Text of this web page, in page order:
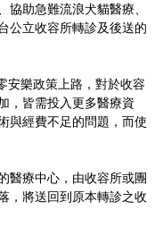
助急難流浪犬貓醫療、
公立收容所轉診及後送的
安樂政策上路，對於收容
，皆需投入更多醫療資
與經費不足的問題，而使
醫療中心，由收容所或團
，將送回到原本轉診之收